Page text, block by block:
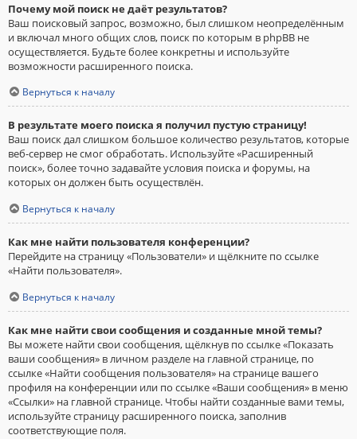
Почему мой поиск не даёт результатов?
Ваш поисковый запрос, возможно, был слишком неопределённым
и включал много общих слов, поиск по которым в phpBB не
осуществляется. Будьте более конкретны и используйте
возможности расширенного поиска.
Вернуться к началу
В результате моего поиска я получил пустую страницу!
Ваш поиск дал слишком большое количество результатов, которые
веб-сервер не смог обработать. Используйте «Расширенный
поиск», более точно задавайте условия поиска и форумы, на
которых он должен быть осуществлён.
Вернуться к началу
Как мне найти пользователя конференции?
Перейдите на страницу «Пользователи» и щёлкните по ссылке
«Найти пользователя».
Вернуться к началу
Как мне найти свои сообщения и созданные мной темы?
Вы можете найти свои сообщения, щёлкнув по ссылке «Показать
ваши сообщения» в личном разделе на главной странице, по
ссылке «Найти сообщения пользователя» на странице вашего
профиля на конференции или по ссылке «Ваши сообщения» в меню
«Ссылки» на главной странице. Чтобы найти созданные вами темы,
используйте страницу расширенного поиска, заполнив
соответствующие поля.